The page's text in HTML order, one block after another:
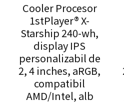
Cooler Procesor
1stPlayer® X-
Starship 240-wh,
display IPS
personalizabil de
2, 4 inches, aRGB,
compatibil
AMD/Intel, alb